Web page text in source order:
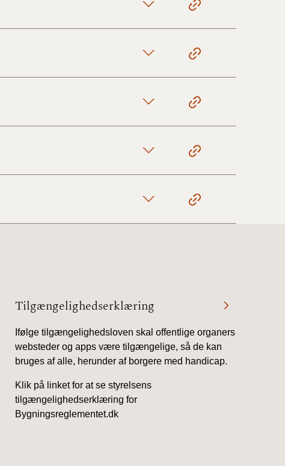
Tilgængelighedserklæring
Ifølge tilgængelighedsloven skal offentlige organers
websteder og apps være tilgængelige, så de kan
bruges af alle, herunder af borgere med handicap.
Klik på linket for at se styrelsens
tilgængelighedserklæring for
Bygningsreglementet.dk